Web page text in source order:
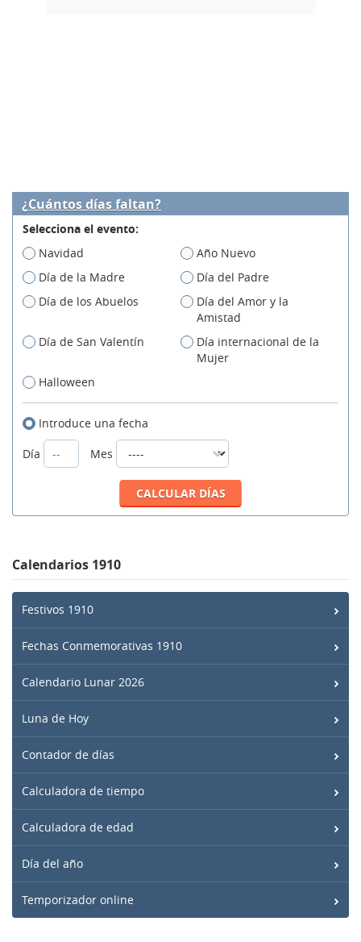
¿Cuántos días faltan?
Selecciona el evento:
Navidad
Año Nuevo
Día de la Madre
Día del Padre
Día de los Abuelos
Día del Amor y la
Amistad
Día de San Valentín
Día internacional de la
Mujer
Halloween
Introduce una fecha
Día
Mes
Calendarios 1910
Festivos 1910
Fechas Conmemorativas 1910
Calendario Lunar 2026
Luna de Hoy
Contador de días
Calculadora de tiempo
Calculadora de edad
Día del año
Temporizador online